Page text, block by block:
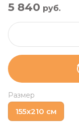
5 840 руб.
Размер
155х210 см